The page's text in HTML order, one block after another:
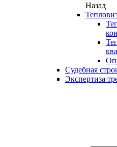
Назад
Судебная
Экспертиза